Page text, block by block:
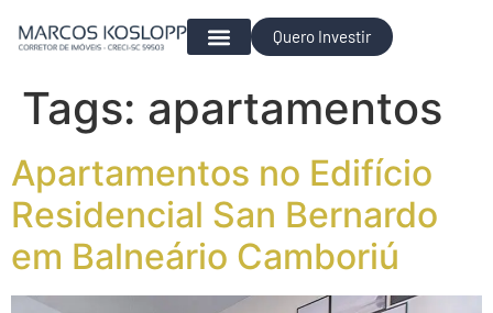
Quero Investir
Tags: apartamentos
Apartamentos no Edifício
Residencial San Bernardo
em Balneário Camboriú